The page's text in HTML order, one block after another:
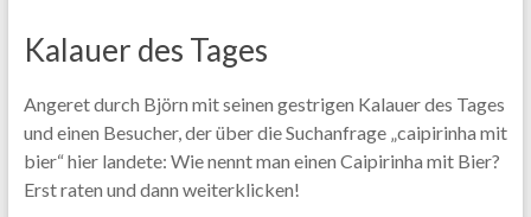
Kalauer des Tages
Angeret durch Björn mit seinen gestrigen Kalauer des Tages
und einen Besucher, der über die Suchanfrage „caipirinha mit
bier“ hier landete: Wie nennt man einen Caipirinha mit Bier?
Erst raten und dann weiterklicken!